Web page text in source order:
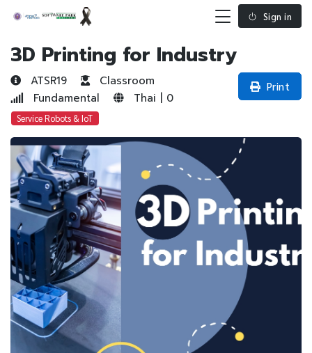
Sign in
3D Printing for Industry
ATSR19
Classroom
Fundamental
Thai | 0
Service Robots & IoT
Print